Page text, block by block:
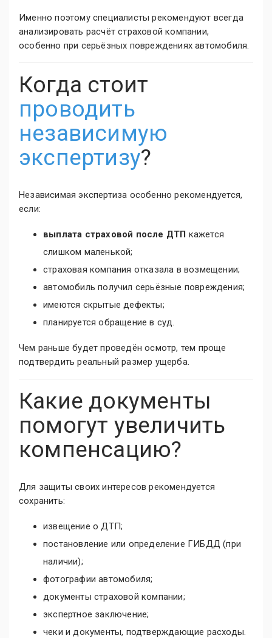
Именно поэтому специалисты рекомендуют всегда
анализировать расчёт страховой компании,
особенно при серьёзных повреждениях автомобиля.
Когда стоит
проводить
независимую
экспертизу?
Независимая экспертиза особенно рекомендуется,
если:
выплата страховой после ДТП кажется
слишком маленькой;
страховая компания отказала в возмещении;
автомобиль получил серьёзные повреждения;
имеются скрытые дефекты;
планируется обращение в суд.
Чем раньше будет проведён осмотр, тем проще
подтвердить реальный размер ущерба.
Какие документы
помогут увеличить
компенсацию?
Для защиты своих интересов рекомендуется
сохранить:
извещение о ДТП;
постановление или определение ГИБДД (при
наличии);
фотографии автомобиля;
документы страховой компании;
экспертное заключение;
чеки и документы, подтверждающие расходы.